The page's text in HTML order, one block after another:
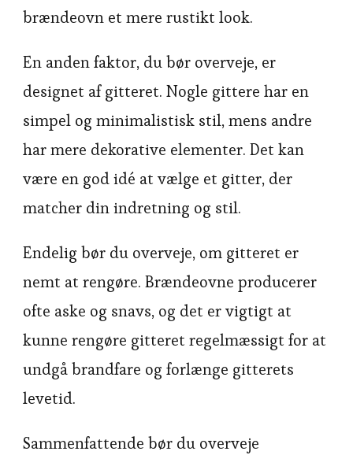
brændeovn et mere rustikt look.
En anden faktor, du bør overveje, er
designet af gitteret. Nogle gittere har en
simpel og minimalistisk stil, mens andre
har mere dekorative elementer. Det kan
være en god idé at vælge et gitter, der
matcher din indretning og stil.
Endelig bør du overveje, om gitteret er
nemt at rengøre. Brændeovne producerer
ofte aske og snavs, og det er vigtigt at
kunne rengøre gitteret regelmæssigt for at
undgå brandfare og forlænge gitterets
levetid.
Sammenfattende bør du overveje